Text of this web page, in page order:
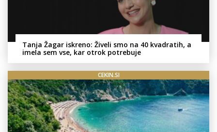
Tanja Žagar iskreno: Živeli smo na 40 kvadratih, a
imela sem vse, kar otrok potrebuje
CEKIN.SI